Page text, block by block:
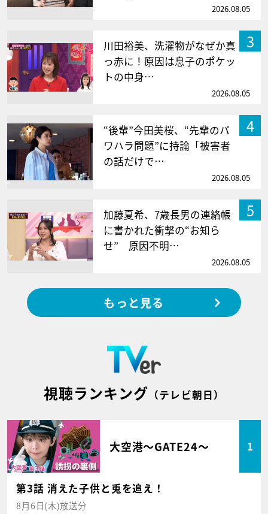
2026.08.05
3
川田裕美、洗濯物がなぜか真
っ赤に！原因は息子のポケッ
トの中身…
2026.08.05
4
“後輩”今田美桜、“先輩のパ
ワハラ問題”に持論「被害者
の話だけで…
2026.08.05
5
加藤夏希、7歳長男の連絡帳
に書かれた衝撃の“お知ら
せ” 原因不明…
2026.08.05
もっと見る
視聴ランキング （テレビ朝日）
大空港～GATE24～ 1
第3話 消えた子供と兎を追え！
8月6日(木)放送分